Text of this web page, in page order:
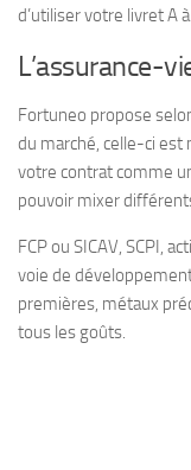
d’utiliser votre livret A
L’assurance-
Fortuneo propose
du marché, celle-ci est
votre contrat comme
pouvoir mixer
FCP ou SICAV, SCPI,
voie de
premières, métaux
tous les goûts.